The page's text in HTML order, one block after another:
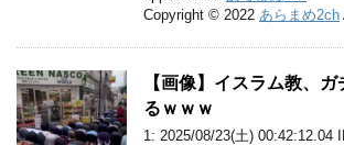
Copyright © 2022 あらまめ2ch
【画像】イスラム教、
るｗｗｗ
1: 2025/08/23(土) 00:42:12.04